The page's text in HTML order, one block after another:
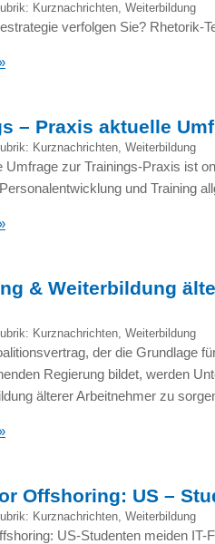
Kurznachrichten, Weiterbildung
verfolgen Sie? Rhetorik-
– Praxis aktuelle
Kurznachrichten Weiterbildung
Umfrage zur Trainings-Praxis ist
und Training
& Weiterbildung
Kurznachrichten Weiterbildung
der die Grundlage
Regierung bildet, werden
älterer Arbeitnehmer zu
Offshoring: US –
Kurznachrichten Weiterbildung
US-Studenten meiden